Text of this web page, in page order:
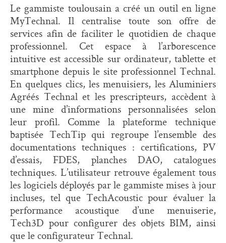
Le gammiste toulousain a créé un outil en ligne
MyTechnal. Il centralise toute son offre de
services afin de faciliter le quotidien de chaque
professionnel. Cet espace à l’arborescence
intuitive est accessible sur ordinateur, tablette et
smartphone depuis le site professionnel Technal.
En quelques clics, les menuisiers, les Aluminiers
Agréés Technal et les prescripteurs, accèdent à
une mine d’informations personnalisées selon
leur profil. Comme la plateforme technique
baptisée TechTip qui regroupe l’ensemble des
documentations techniques : certifications, PV
d’essais, FDES, planches DAO, catalogues
techniques. L’utilisateur retrouve également tous
les logiciels déployés par le gammiste mises à jour
incluses, tel que TechAcoustic pour évaluer la
performance acoustique d’une menuiserie,
Tech3D pour configurer des objets BIM, ainsi
que le configurateur Technal.